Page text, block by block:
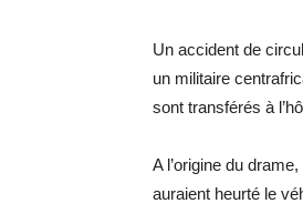
Un accident de
un militaire
sont transférés à
A l’origine du
auraient heurté le